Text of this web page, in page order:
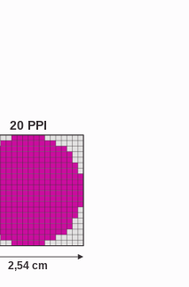
20 PPI
2,54 cm